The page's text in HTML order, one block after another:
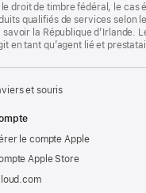
droit de timbre fédéral, le
qualifiés de services selon
la République d’Irlande.
en tant qu’agent lié et
et souris
le compte Apple
Apple Store